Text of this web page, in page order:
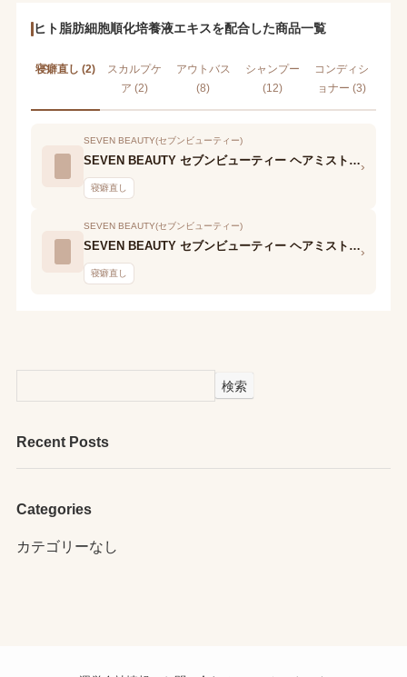
ヒト脂肪細胞順化培養液エキスを配合した商品一覧
寝癖直し (2)
スカルプケ
ア (2)
アウトバス
(8)
シャンプー
(12)
コンディシ
ョナー (3)
SEVEN BEAUTY(セブンビューティー)
SEVEN BEAUTY セブンビューティー ヘアミスト KIRI ハード TN
寝癖直し
›
SEVEN BEAUTY(セブンビューティー)
SEVEN BEAUTY セブンビューティー ヘアミスト KIRI ソフト TN
寝癖直し
›
検索
Recent Posts
Categories
カテゴリーなし